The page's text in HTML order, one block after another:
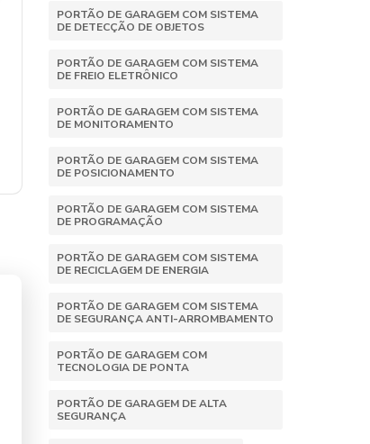
PORTÃO DE GARAGEM COM SISTEMA
DE DETECÇÃO DE OBJETOS
PORTÃO DE GARAGEM COM SISTEMA
DE FREIO ELETRÔNICO
PORTÃO DE GARAGEM COM SISTEMA
DE MONITORAMENTO
PORTÃO DE GARAGEM COM SISTEMA
DE POSICIONAMENTO
PORTÃO DE GARAGEM COM SISTEMA
DE PROGRAMAÇÃO
PORTÃO DE GARAGEM COM SISTEMA
DE RECICLAGEM DE ENERGIA
PORTÃO DE GARAGEM COM SISTEMA
DE SEGURANÇA ANTI-ARROMBAMENTO
PORTÃO DE GARAGEM COM
TECNOLOGIA DE PONTA
PORTÃO DE GARAGEM DE ALTA
SEGURANÇA